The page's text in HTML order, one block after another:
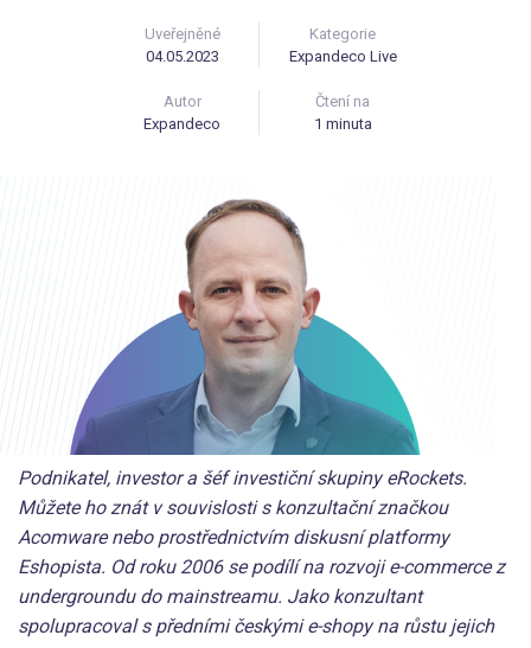
Uveřejněné
04.05.2023
Kategorie
Expandeco Live
Autor
Expandeco
Čtení na
1 minuta
Podnikatel, investor a šéf investiční skupiny eRockets.
Můžete ho znát v souvislosti s konzultační značkou
Acomware nebo prostřednictvím diskusní platformy
Eshopista. Od roku 2006 se podílí na rozvoji e-commerce z
undergroundu do mainstreamu. Jako konzultant
spolupracoval s předními českými e-shopy na růstu jejich